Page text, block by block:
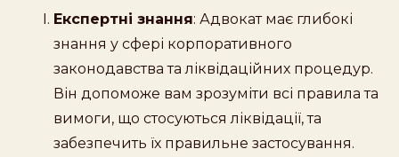
Експертні знання: Адвокат має глибокі
знання у сфері корпоративного
законодавства та ліквідаційних процедур.
Він допоможе вам зрозуміти всі правила та
вимоги, що стосуються ліквідації, та
забезпечить їх правильне застосування.